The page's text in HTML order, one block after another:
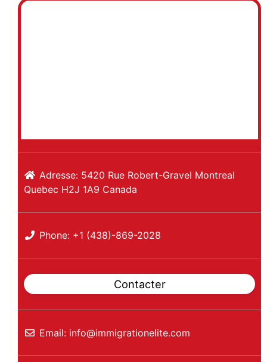
Adresse: 5420 Rue Robert-Gravel Montreal
Quebec H2J 1A9 Canada
Phone: +1 (438)-869-2028
Contacter
Email: info@immigrationelite.com